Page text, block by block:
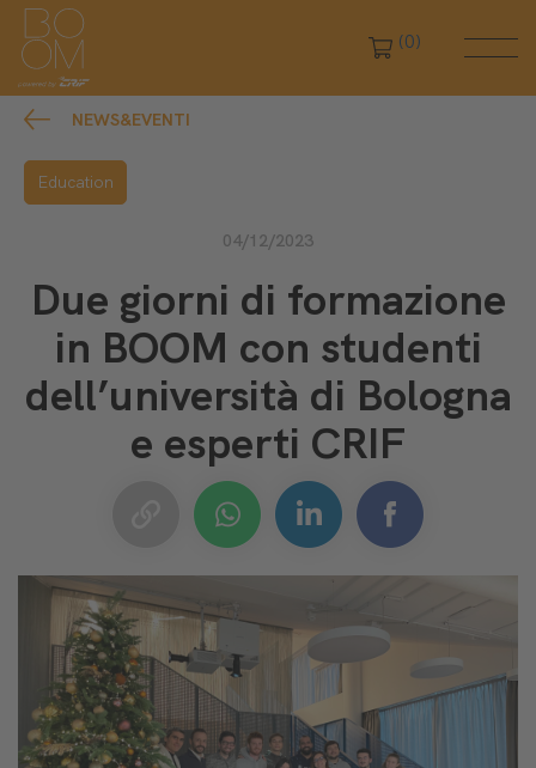
(0)
NEWS&EVENTI
Education
04/12/2023
Due giorni di formazione
in BOOM con studenti
dell’università di Bologna
e esperti CRIF